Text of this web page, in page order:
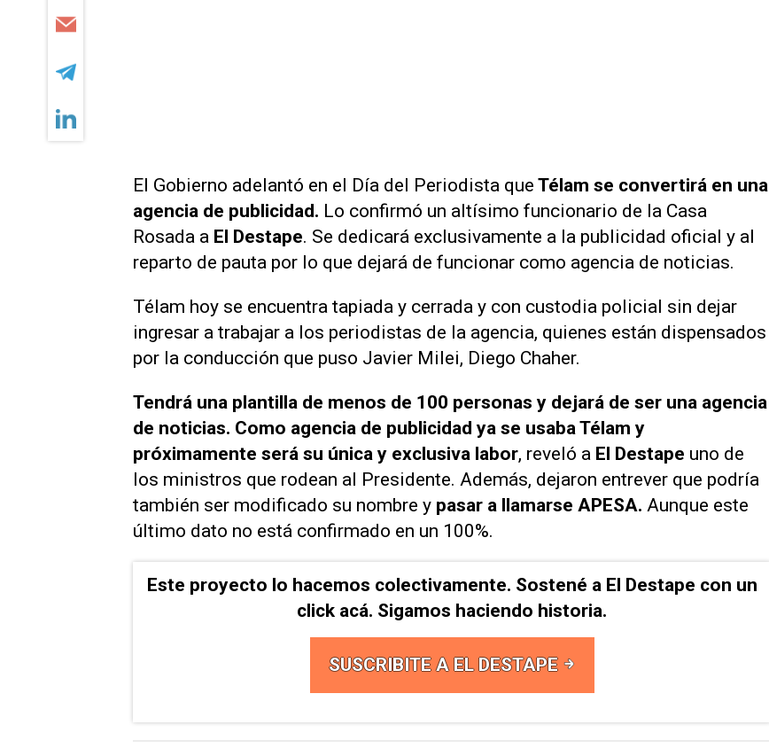
El Gobierno adelantó en el Día del Periodista que Télam se convertirá en una
agencia de publicidad. Lo confirmó un altísimo funcionario de la Casa
Rosada a El Destape. Se dedicará exclusivamente a la publicidad oficial y al
reparto de pauta por lo que dejará de funcionar como agencia de noticias.
Télam hoy se encuentra tapiada y cerrada y con custodia policial sin dejar
ingresar a trabajar a los periodistas de la agencia, quienes están dispensados
por la conducción que puso Javier Milei, Diego Chaher.
Tendrá una plantilla de menos de 100 personas y dejará de ser una agencia
de noticias. Como agencia de publicidad ya se usaba Télam y
próximamente será su única y exclusiva labor, reveló a El Destape uno de
los ministros que rodean al Presidente. Además, dejaron entrever que podría
también ser modificado su nombre y pasar a llamarse APESA. Aunque este
último dato no está confirmado en un 100%.
Este proyecto lo hacemos colectivamente. Sostené a El Destape con un
click acá. Sigamos haciendo historia.
SUSCRIBITE A EL DESTAPE